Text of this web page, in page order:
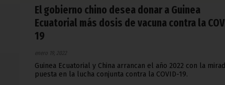
El gobierno chino desea donar a Guinea
Ecuatorial más dosis de vacuna contra la
19
enero 19, 2022
Guinea Ecuatorial y China arrancan el año 2022 con la
puesta en la lucha conjunta contra la COVID-19.